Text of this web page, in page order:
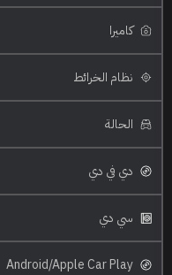
كاميرا
نظام الخرائط
الحالة
دي في دي
سي دي
Android/Apple Car Play